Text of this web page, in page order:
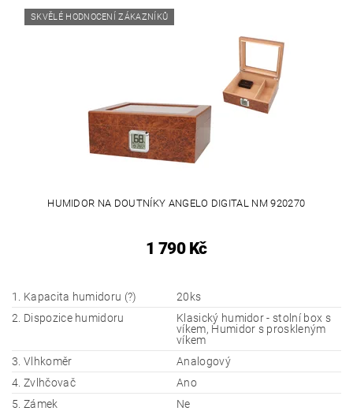
SKVĚLÉ HODNOCENÍ ZÁKAZNÍKŮ
HUMIDOR NA DOUTNÍKY ANGELO DIGITAL NM 920270
1 790 Kč
1. Kapacita humidoru (?)
20ks
2. Dispozice humidoru
Klasický humidor - stolní box s
víkem, Humidor s proskleným
víkem
3. Vlhkoměr
Analogový
4. Zvlhčovač
Ano
5. Zámek
Ne